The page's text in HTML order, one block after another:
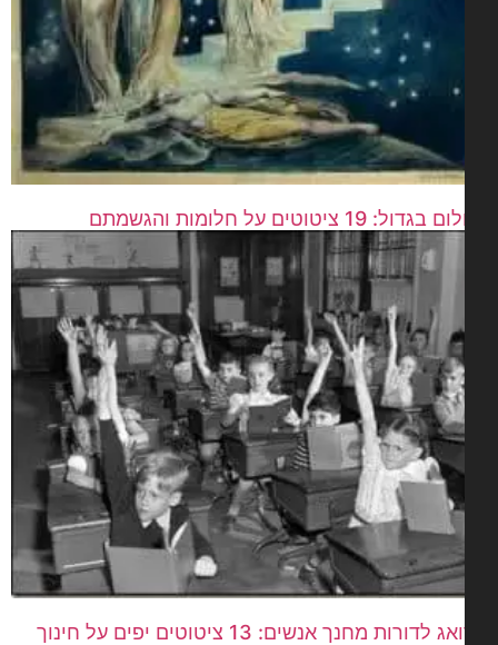
19 ציטוטים על חלומות והגשמתם
לדורות מחנך אנשים: 13 ציטוטים יפים על חינוך